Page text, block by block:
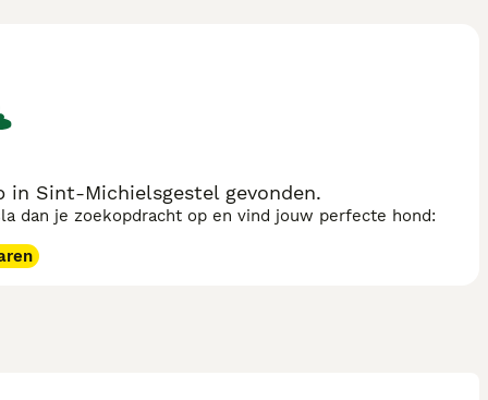
in Sint-Michielsgestel gevonden.
dan je zoekopdracht op en vind jouw perfecte hond: